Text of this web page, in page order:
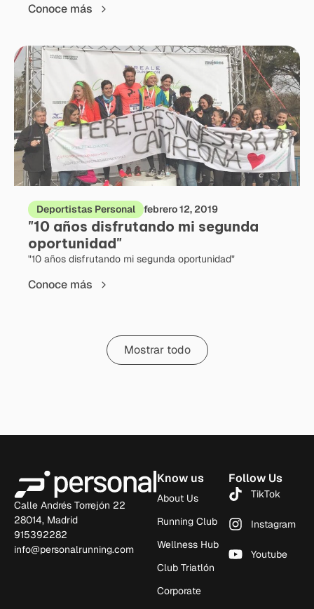
Conoce más
Deportistas Personal febrero 12, 2019
"10 años disfrutando mi segunda
oportunidad"
"10 años disfrutando mi segunda oportunidad"
Conoce más
Mostrar todo
Calle Andrés Torrejón 22
28014, Madrid
915392282
info@personalrunning.com
Know us
About Us
Running Club
Wellness Hub
Club Triatlón
Corporate
Follow Us
TikTok
Instagram
Youtube